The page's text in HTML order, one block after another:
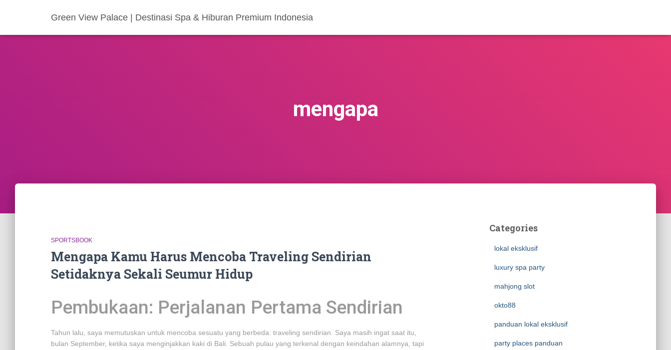
Green View Palace | Destinasi Spa & Hiburan Premium Indonesia
mengapa
SPORTSBOOK
Mengapa Kamu Harus Mencoba Traveling Sendirian
Setidaknya Sekali Seumur Hidup
Pembukaan: Perjalanan Pertama Sendirian
Tahun lalu, saya memutuskan untuk mencoba sesuatu yang berbeda: traveling sendirian. Saya masih ingat saat itu,
bulan September, ketika saya menginjakkan kaki di Bali. Sebuah pulau yang terkenal dengan keindahan alamnya, tapi
Categories
lokal eksklusif
luxury spa party
mahjong slot
okto88
panduan lokal eksklusif
party places panduan